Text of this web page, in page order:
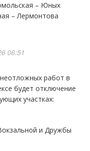
– Юных
– Лермонтова
06:51
работ в
будет отключение
участках:
и Дружбы